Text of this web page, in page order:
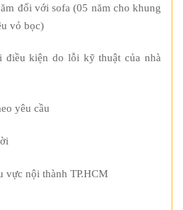
đối với sofa (05 năm cho khung
vỏ bọc)
điều kiện do lỗi kỹ thuật của nhà
yêu cầu
vực nội thành TP.HCM